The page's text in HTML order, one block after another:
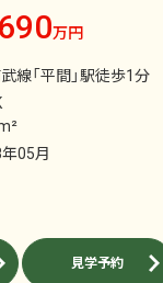
万円
線「平間」駅徒歩1分
05月
見学予約